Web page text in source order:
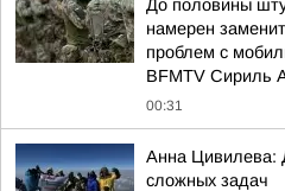
До половины
намерен
проблем с
BFMTV Сириль
00:31
Анна Цивилева:
сложных задач